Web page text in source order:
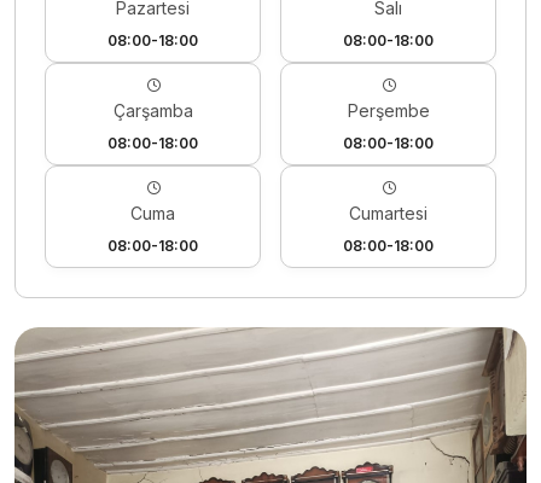
Pazartesi
08:00-18:00
Salı
08:00-18:00
Çarşamba
08:00-18:00
Perşembe
08:00-18:00
Cuma
08:00-18:00
Cumartesi
08:00-18:00